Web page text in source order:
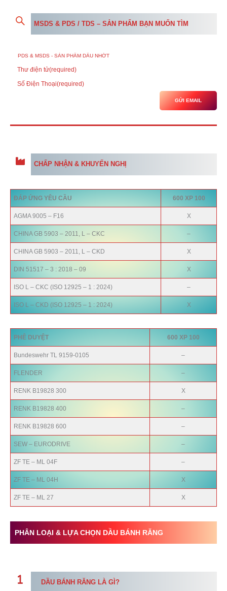
MSDS & PDS / TDS – SẢN PHẨM BẠN MUỐN TÌM
Thư điện tử(required)
Số Điện Thoại(required)
GỬI EMAIL
CHẤP NHẬN & KHUYẾN NGHỊ
ĐÁP ỨNG YÊU CẦU 600 XP 100
AGMA 9005 – F16 X
CHINA GB 5903 – 2011, L – CKC –
CHINA GB 5903 – 2011, L – CKD X
DIN 51517 – 3 : 2018 – 09 X
ISO L – CKC (ISO 12925 – 1 : 2024) –
ISO L – CKD (ISO 12925 – 1 : 2024) X
PHÊ DUYỆT 600 XP 100
Bundeswehr TL 9159-0105 –
FLENDER –
RENK B19828 300 X
RENK B19828 400 –
RENK B19828 600 –
SEW – EURODRIVE –
ZF TE – ML 04F –
ZF TE – ML 04H X
ZF TE – ML 27 X
PHÂN LOẠI & LỰA CHỌN DẦU BÁNH RĂNG
DẦU BÁNH RĂNG LÀ GÌ?